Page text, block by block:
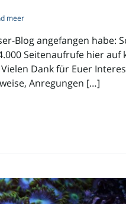
meer
Blog angefangen habe:
Seitenaufrufe hier auf
Dank für Euer
Anregungen […]